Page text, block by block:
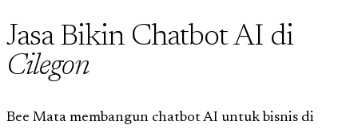
Jasa Bikin Chatbot AI di
Cilegon
Bee Mata membangun chatbot AI untuk bisnis di